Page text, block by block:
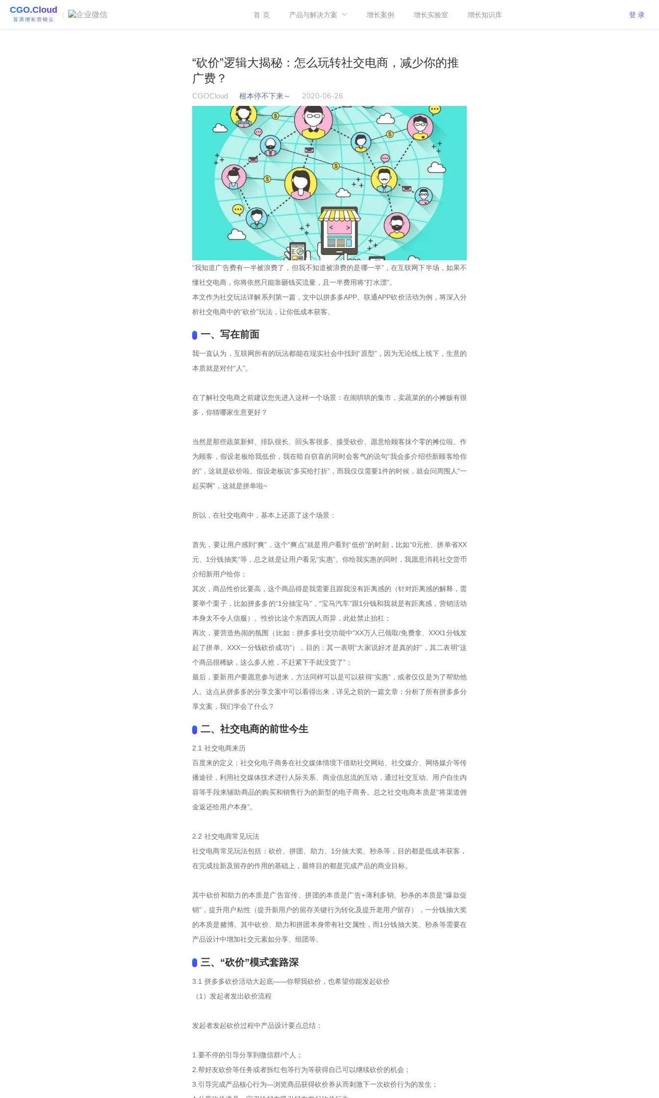
CGO.Cloud
首席增长营销云
首 页 产品与解决方案 增长案例 增长实验室 增长知识库 登 录
“砍价”逻辑大揭秘：怎么玩转社交电商，减少你的推
广费？
CGOCloud 根本停不下来～ 2020-06-26
“我知道广告费有一半被浪费了，但我不知道被浪费的是哪一半”，在互联网下半场，如果不
懂社交电商，你将依然只能靠砸钱买流量，且一半费用将“打水漂”。
本文作为社交玩法详解系列第一篇，文中以拼多多APP、联通APP砍价活动为例，将深入分
析社交电商中的“砍价”玩法，让你低成本获客。
一、写在前面
我一直认为，互联网所有的玩法都能在现实社会中找到“原型”，因为无论线上线下，生意的
本质就是对付“人”。
在了解社交电商之前建议您先进入这样一个场景：在闹哄哄的集市，卖蔬菜的的小摊贩有很
多，你猜哪家生意更好？
当然是那些蔬菜新鲜、排队很长、回头客很多、接受砍价、愿意给顾客抹个零的摊位啦。作
为顾客，假设老板给我低价，我在暗自窃喜的同时会客气的说句“我会多介绍些新顾客给你
的”，这就是砍价啦。假设老板说“多买给打折”，而我仅仅需要1件的时候，就会问周围人“一
起买啊”，这就是拼单啦~
所以，在社交电商中，基本上还原了这个场景：
首先，要让用户感到“爽”，这个“爽点”就是用户看到“低价”的时刻，比如“0元抢、拼单省XX
元、1分钱抽奖”等，总之就是让用户看见“实惠”。你给我实惠的同时，我愿意消耗社交货币
介绍新用户给你；
其次，商品性价比要高，这个商品得是我需要且跟我没有距离感的（针对距离感的解释，需
要举个栗子，比如拼多多的“1分抽宝马”，“宝马汽车”跟1分钱和我就是有距离感，营销活动
本身太不令人信服）。性价比这个东西因人而异，此处禁止抬杠；
再次，要营造热闹的氛围（比如：拼多多社交功能中“XX万人已领取/免费拿、XXX1分钱发
起了拼单、XXX一分钱砍价成功”），目的：其一表明“大家说好才是真的好”，其二表明“这
个商品很稀缺，这么多人抢，不赶紧下手就没货了”；
最后，要新用户要愿意参与进来，方法同样可以是可以获得“实惠”，或者仅仅是为了帮助他
人。这点从拼多多的分享文案中可以看得出来，详见之前的一篇文章：分析了所有拼多多分
享文案，我们学会了什么？
二、社交电商的前世今生
2.1 社交电商来历
百度来的定义：社交化电子商务在社交媒体情境下借助社交网站、社交媒介、网络媒介等传
播途径，利用社交媒体技术进行人际关系、商业信息流的互动，通过社交互动、用户自生内
容等手段来辅助商品的购买和销售行为的新型的电子商务。总之社交电商本质是“将渠道佣
金返还给用户本身”。
2.2 社交电商常见玩法
社交电商常见玩法包括：砍价、拼团、助力、1分抽大奖、秒杀等，目的都是低成本获客，
在完成拉新及留存的作用的基础上，最终目的都是完成产品的商业目标。
其中砍价和助力的本质是广告宣传、拼团的本质是广告+薄利多销、秒杀的本质是“爆款促
销”，提升用户粘性（提升新用户的留存关键行为转化及提升老用户留存），一分钱抽大奖
的本质是赌博。其中砍价、助力和拼团本身带有社交属性，而1分钱抽大奖、秒杀等需要在
产品设计中增加社交元素如分享、组团等。
三、“砍价”模式套路深
3.1 拼多多砍价活动大起底——你帮我砍价，也希望你能发起砍价
（1）发起者发出砍价流程
发起者发起砍价过程中产品设计要点总结：
1.要不停的引导分享到微信群/个人；
2.帮好友砍价等任务或者拆红包等行为等获得自己可以继续砍价的机会；
3.引导完成产品核心行为—浏览商品获得砍价券从而刺激下一次砍价行为的发生；